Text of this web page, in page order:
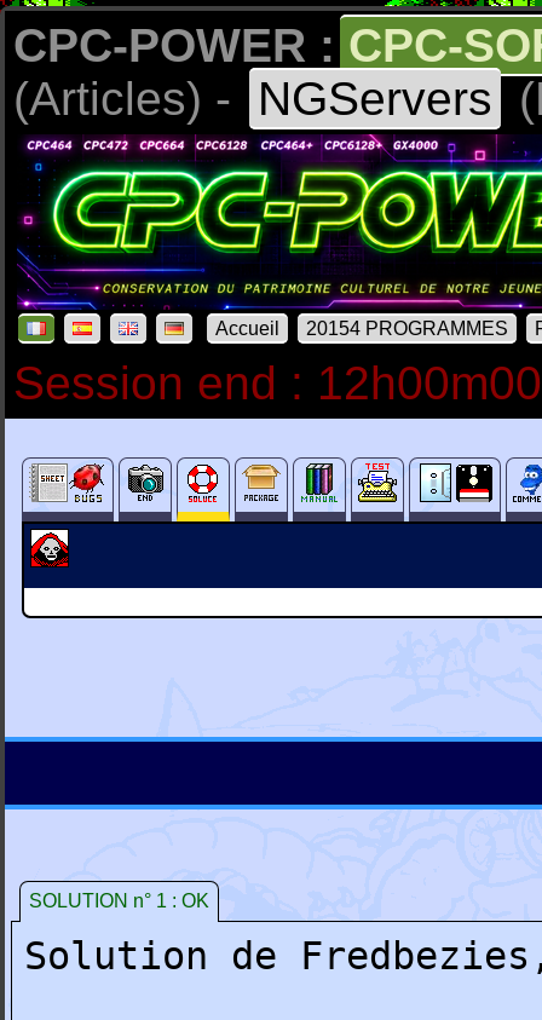
CPC-POWER : CPC-
(Articles) -
NGServers
Accueil 20154 PROGRAMMES
Session end :
SOLUTION n° 1 : OK
Solution de